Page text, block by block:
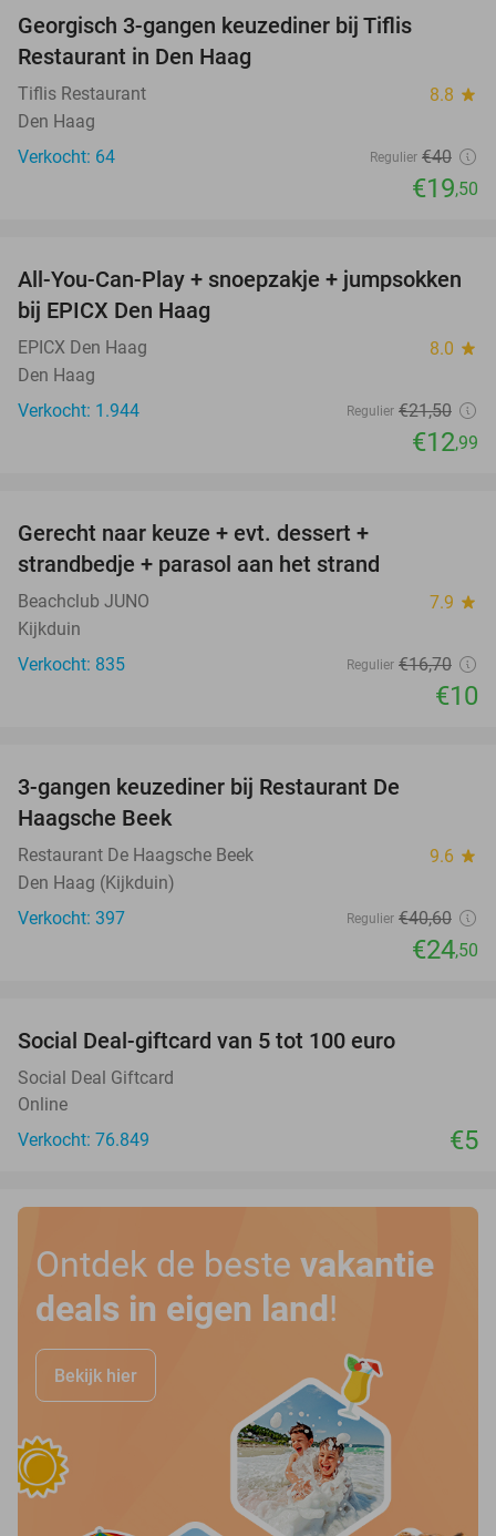
Georgisch 3-gangen keuzediner bij Tiflis
Restaurant in Den Haag
Tiflis Restaurant 8.8 star
Den Haag
Verkocht: 64
Regulier €40
€19,50
40%
All-You-Can-Play + snoepzakje + jumpsokken
bij EPICX Den Haag
EPICX Den Haag 8.0 star
Den Haag
Verkocht: 1.944
Regulier €21,50
€12,99
Gerecht naar keuze + evt. dessert +
strandbedje + parasol aan het strand
Beachclub JUNO 7.9 star
Kijkduin
Verkocht: 835
Regulier €16,70
€10
3-gangen keuzediner bij Restaurant De
Haagsche Beek
Restaurant De Haagsche Beek 9.6 star
Den Haag (Kijkduin)
Verkocht: 397
Regulier €40,60
€24,50
Social Deal-giftcard van 5 tot 100 euro
Social Deal Giftcard
Online
Verkocht: 76.849
€5
Ontdek de beste vakantie
deals in eigen land !
Bekijk hier